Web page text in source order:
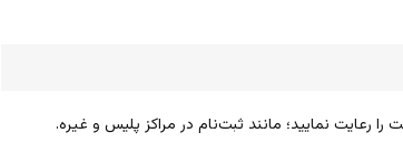
رعایت نمایید؛ مانند ثبت‌نام در مراکز پلیس و غیره.